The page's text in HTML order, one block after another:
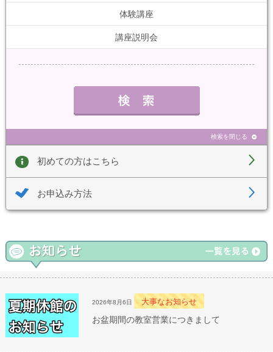
体験講座
講座説明会
検索を閉じる
初めての方はこちら
お申込み方法
2026年8月6日 大事なお知らせ
お盆期間の教室営業につきまして